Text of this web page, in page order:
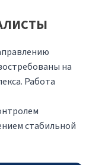
на
Работа
стабильной